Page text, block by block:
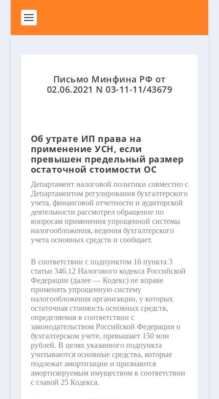
Письмо Минфина РФ от
02.06.2021 N 03-11-11/43679
Об утрате ИП права на
применение УСН, если
превышен предельный размер
остаточной стоимости ОС
Департамент налоговой политики совместно с
Департаментом регулирования бухгалтерского
учета, финансовой отчетности и аудиторской
деятельности рассмотрел обращение по
вопросам применения упрощенной системы
налогообложения, ведения бухгалтерского
учета основных средств и сообщает.
В соответствии с подпунктом 16 пункта 3
статьи 346.12 Налогового кодекса Российской
Федерации (далее — Кодекс) не вправе
применять упрощенную систему
налогообложения организации, у которых
остаточная стоимость основных средств,
определяемая в соответствии с
законодательством Российской Федерации о
бухгалтерском учете, превышает 150 млн
рублей. В целях указанного подпункта
учитываются основные средства, которые
подлежат амортизации и признаются
амортизируемым имуществом в соответствии
с главой 25 Кодекса.